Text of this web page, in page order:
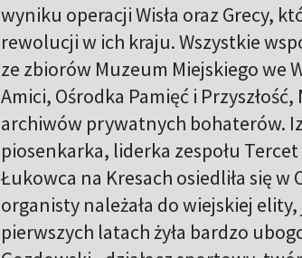
wyniku operacji Wisła oraz Grecy,
rewolucji w ich kraju. Wszystkie
ze zbiorów Muzeum Miejskiego we
Amici, Ośrodka Pamięć i
archiwów prywatnych bohaterów.
piosenkarka, liderka zespołu
Łukowca na Kresach osiedliła się w
organisty należała do wiejskiej
pierwszych latach żyła bardzo